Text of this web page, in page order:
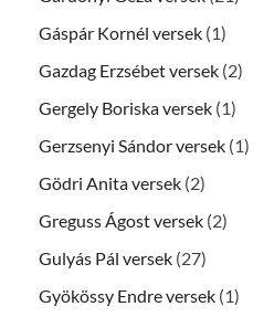
Gáspár Kornél versek (1)
Gazdag Erzsébet versek (2)
Gergely Boriska versek (1)
Gerzsenyi Sándor versek (1)
Gödri Anita versek (2)
Greguss Ágost versek (2)
Gulyás Pál versek (27)
Gyökössy Endre versek (1)